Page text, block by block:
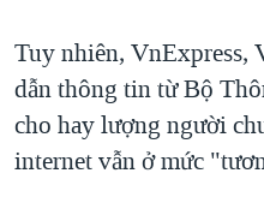
Tuy nhiên, VnExpress,
dẫn thông tin từ Bộ
cho hay lượng người
internet vẫn ở mức